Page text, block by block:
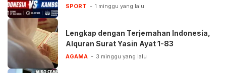
SPORT 1 minggu yang lalu
Lengkap dengan Terjemahan Indonesia,
Alquran Surat Yasin Ayat 1-83
AGAMA 3 minggu yang lalu